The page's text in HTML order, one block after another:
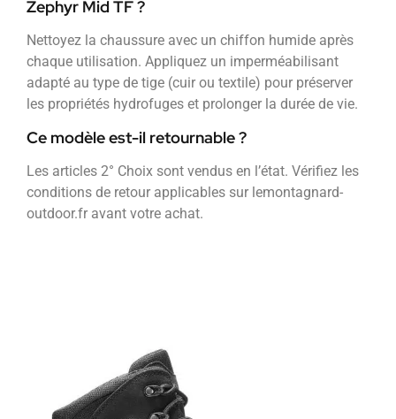
Zephyr Mid TF ?
Nettoyez la chaussure avec un chiffon humide après
chaque utilisation. Appliquez un imperméabilisant
adapté au type de tige (cuir ou textile) pour préserver
les propriétés hydrofuges et prolonger la durée de vie.
Ce modèle est-il retournable ?
Les articles 2° Choix sont vendus en l’état. Vérifiez les
conditions de retour applicables sur lemontagnard-
outdoor.fr avant votre achat.